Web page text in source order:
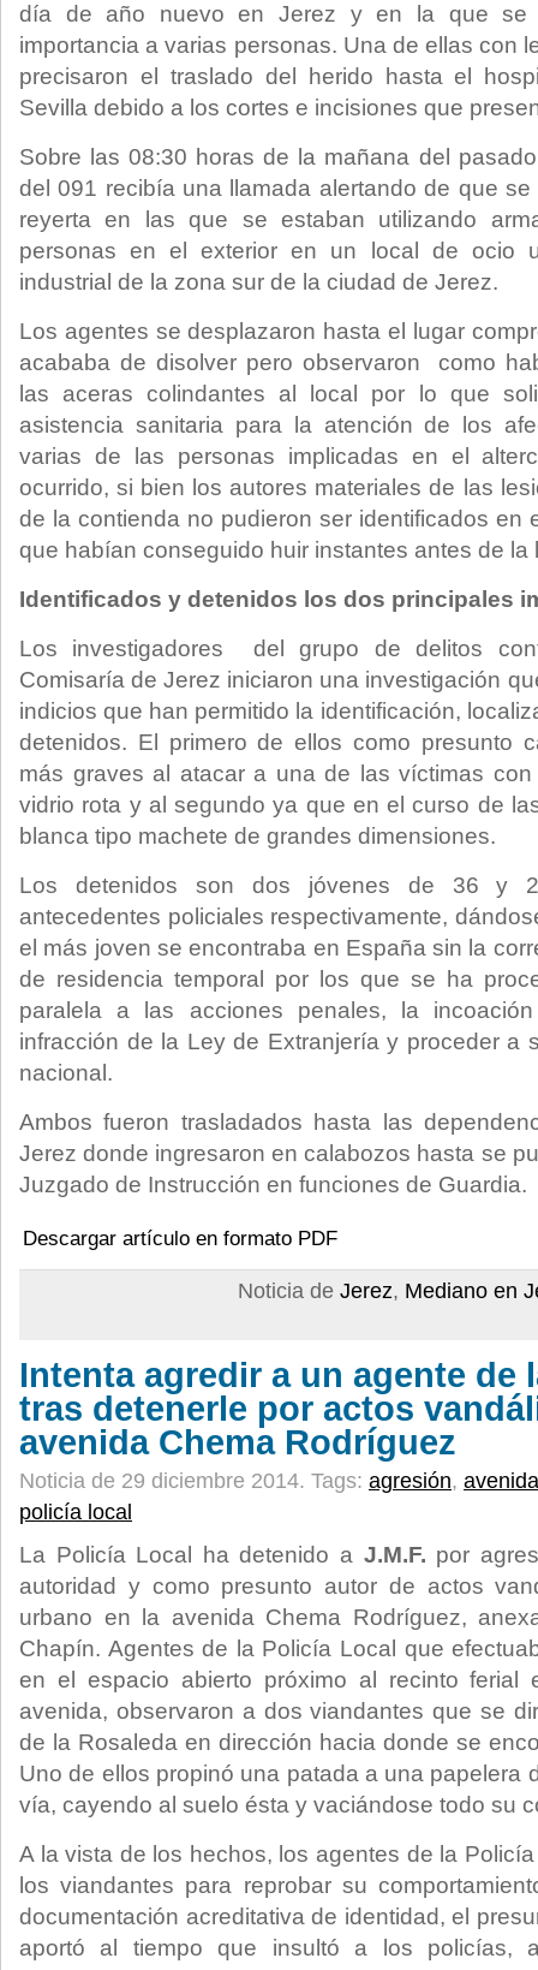
día de año nuevo en Jerez y en la que se
importancia a varias personas. Una de ellas con
precisaron el traslado del herido hasta el
Sevilla debido a los cortes e incisiones que
Sobre las 08:30 horas de la mañana del
del 091 recibía una llamada alertando de que
reyerta en las que se estaban utilizando
personas en el exterior en un local de ocio
industrial de la zona sur de la ciudad de Jerez.
Los agentes se desplazaron hasta el lugar
acababa de disolver pero observaron como
las aceras colindantes al local por lo que
asistencia sanitaria para la atención de los
varias de las personas implicadas en el
ocurrido, si bien los autores materiales de las
de la contienda no pudieron ser identificados en
que habían conseguido huir instantes antes de la
Identificados y detenidos los dos principales
Los investigadores del grupo de delitos
Comisaría de Jerez iniciaron una investigación
indicios que han permitido la identificación,
detenidos. El primero de ellos como presunto
más graves al atacar a una de las víctimas
vidrio rota y al segundo ya que en el curso de
blanca tipo machete de grandes dimensiones.
Los detenidos son dos jóvenes de 36 y
antecedentes policiales respectivamente,
el más joven se encontraba en España sin la
de residencia temporal por los que se ha
paralela a las acciones penales, la
infracción de la Ley de Extranjería y proceder a
nacional.
Ambos fueron trasladados hasta las
Jerez donde ingresaron en calabozos hasta se
Juzgado de Instrucción en funciones de Guardia.
Descargar artículo en formato PDF
Noticia de Jerez, Mediano en
Intenta agredir a un agente de
tras detenerle por actos
avenida Chema Rodríguez
Noticia de 29 diciembre 2014. Tags: agresión,
policía local
La Policía Local ha detenido a J.M.F. por
autoridad y como presunto autor de actos
urbano en la avenida Chema Rodríguez,
Chapín. Agentes de la Policía Local que
en el espacio abierto próximo al recinto
avenida, observaron a dos viandantes que se
de la Rosaleda en dirección hacia donde se
Uno de ellos propinó una patada a una papelera
vía, cayendo al suelo ésta y vaciándose todo su
A la vista de los hechos, los agentes de la
los viandantes para reprobar su
documentación acreditativa de identidad, el
aportó al tiempo que insultó a los policías,